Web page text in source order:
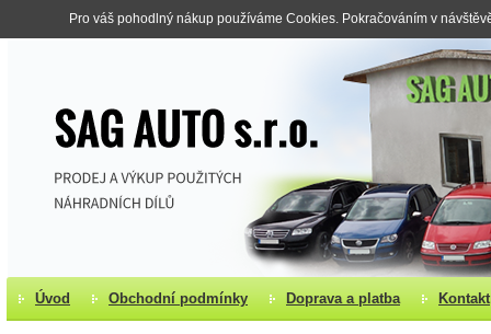
Pro váš pohodlný nákup používáme Cookies. Pokračováním v
Úvod Obchodní podmínky Doprava a platba Kontakt